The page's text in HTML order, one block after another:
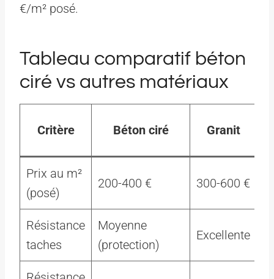
€/m² posé.
Tableau comparatif béton
ciré vs autres matériaux
Critère Béton ciré Granit
Prix au m²
(posé)
200-400 € 300-600 €
Résistance
taches
Moyenne
(protection)
Excellente